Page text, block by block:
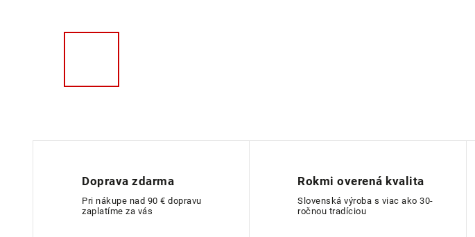
Doprava zdarma
Pri nákupe nad 90 € dopravu
zaplatíme za vás
Rokmi overená kvalita
Slovenská výroba s viac ako 30-
ročnou tradíciou